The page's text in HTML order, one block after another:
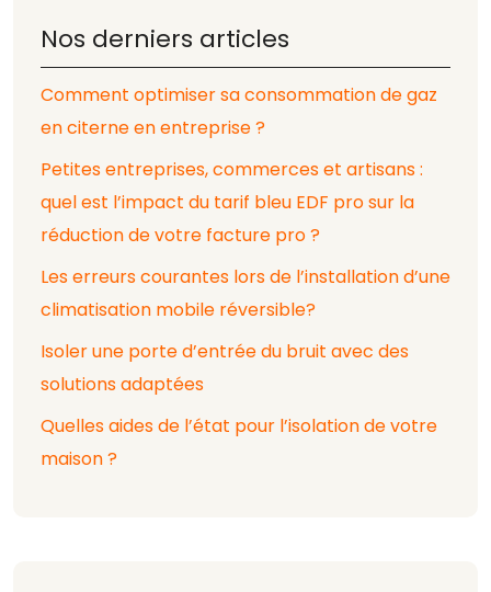
Nos derniers articles
Comment optimiser sa consommation de gaz
en citerne en entreprise ?
Petites entreprises, commerces et artisans :
quel est l’impact du tarif bleu EDF pro sur la
réduction de votre facture pro ?
Les erreurs courantes lors de l’installation d’une
climatisation mobile réversible?
Isoler une porte d’entrée du bruit avec des
solutions adaptées
Quelles aides de l’état pour l’isolation de votre
maison ?